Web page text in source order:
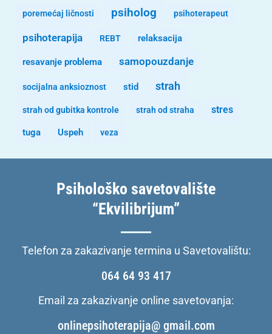
poremećaj ličnosti psiholog psihoterapeut
psihoterapija REBT relaksacija
resavanje problema samopouzdanje
socijalna anksioznost stid strah
strah od gubitka kontrole strah od straha stres
tuga Uspeh veza
Psihološko savetovalište
“Ekvilibrijum”
Telefon za zakazivanje termina u Savetovalištu:
064 64 93 417
Email za zakazivanje online savetovanja:
onlinepsihoterapija@ gmail.com